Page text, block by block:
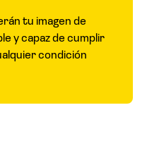
tu imagen de
y capaz de cumplir
condición